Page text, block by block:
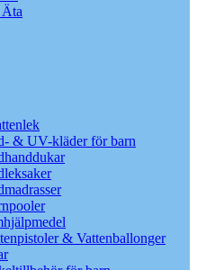
& UV-kläder för barn
& Vattenballonger